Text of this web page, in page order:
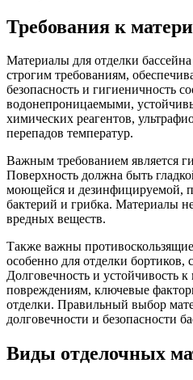
Требования к
Материалы для отделки
строгим требованиям,
безопасность и гигиеничность
водонепроницаемыми,
химических реагентов,
перепадов температур.
Важным требованием является
Поверхность должна быть
моющейся и дезинфицируемой,
бактерий и грибка. Материалы
вредных веществ.
Также важны
особенно для отделки бортиков,
Долговечность и устойчивость
повреждениям, ключевые
отделки. Правильный выбор
долговечности и безопасности
Виды отделочных